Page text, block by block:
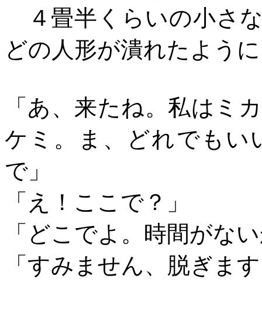
４畳半くらいの小さ
どの人形が潰れたよう
「あ、来たね。私はミ
ケミ。ま、どれでもい
で」
「え！ここで？」
「どこでよ。時間がな
「すみません、脱ぎま